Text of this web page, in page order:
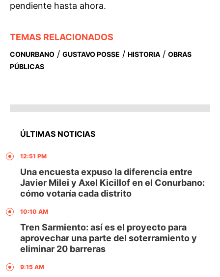
pendiente hasta ahora.
TEMAS RELACIONADOS
CONURBANO / GUSTAVO POSSE / HISTORIA / OBRAS
PÚBLICAS
ÚLTIMAS NOTICIAS
12:51 PM
Una encuesta expuso la diferencia entre
Javier Milei y Axel Kicillof en el Conurbano:
cómo votaría cada distrito
10:10 AM
Tren Sarmiento: así es el proyecto para
aprovechar una parte del soterramiento y
eliminar 20 barreras
9:15 AM